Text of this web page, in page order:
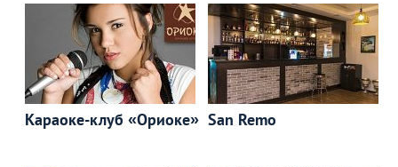
Караоке-клуб «Ориоке» San Remo